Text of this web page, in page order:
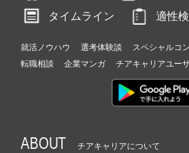
タイムライン
適性
就活ノウハウ 選考体験談 スペシャルコ
転職相談
企業マンガ チアキャリアユー
ABOUT チアキャリアについて